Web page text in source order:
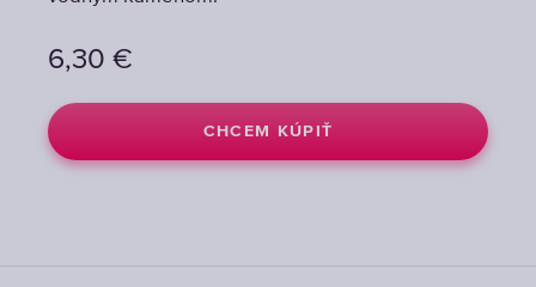
6,30 €
CHCEM KÚPIŤ
6,30 €
CHCEM KÚPIŤ
6,30 €
CHCEM KÚPIŤ